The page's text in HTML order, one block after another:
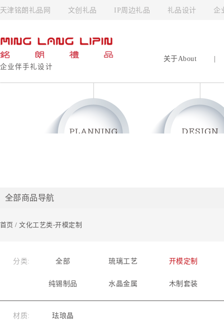
天津铭朗礼品网 文创礼品 IP周边礼品 礼品设计 企
企业伴手礼设计
关于About
全部商品导航
首页 / 文化工艺类-开模定制
分类: 全部 琉璃工艺 开模定制
纯锡制品 水晶金属 木制套装
材质: 珐琅晶